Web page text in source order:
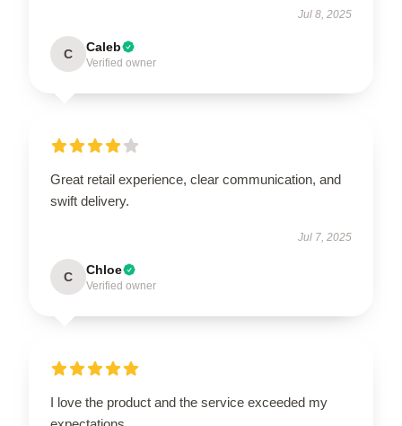
Jul 8, 2025
C Caleb
Verified owner
Great retail experience, clear communication, and
swift delivery.
Jul 7, 2025
C Chloe
Verified owner
I love the product and the service exceeded my